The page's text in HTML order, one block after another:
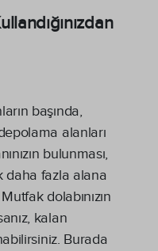
başında,
alanları
bulunması,
daha fazla alana
dolabınızın
kalan
Burada